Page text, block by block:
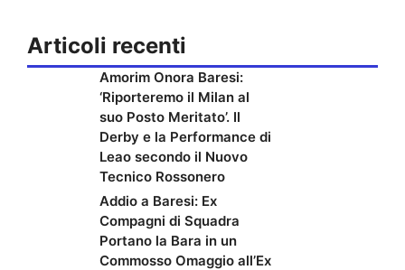
Articoli recenti
Amorim Onora Baresi:
‘Riporteremo il Milan al
suo Posto Meritato’. Il
Derby e la Performance di
Leao secondo il Nuovo
Tecnico Rossonero
Addio a Baresi: Ex
Compagni di Squadra
Portano la Bara in un
Commosso Omaggio all’Ex